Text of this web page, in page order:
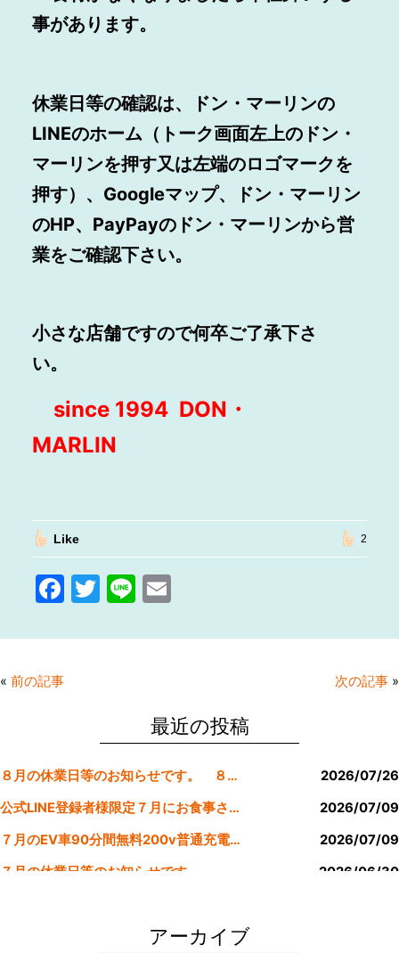
事があります。
休業日等の確認は、ドン・マーリンの
LINEのホーム（トーク画面左上のドン・
マーリンを押す又は左端のロゴマークを
押す）、Googleマップ、ドン・マーリン
のHP、PayPayのドン・マーリンから営
業をご確認下さい。
小さな店舗ですので何卒ご了承下さ
い。
since 1994 DON・
MARLIN
Like 2
F
c
e
k
T
itt
Li
e
E
ai
« 前の記事 次の記事 »
最近の投稿
８月の休業日等のお知らせです。 ８月より定休日は金曜日のみにします。
2026/07/26
公式LINE登録者様限定７月にお食事された方にサービスクーポン発行
2026/07/09
７月のEV車90分間無料200v普通充電クーポン券！！
2026/07/09
７月の休業日等のお知らせです。
2026/06/30
アーカイブ